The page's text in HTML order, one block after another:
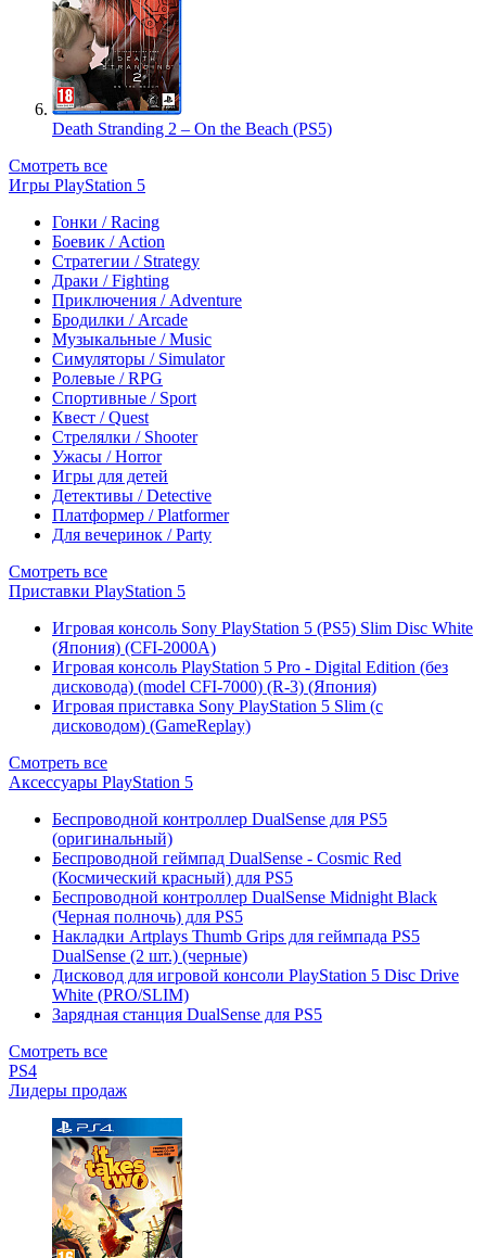
Death Stranding 2 – On the Beach (PS5)
Смотреть все
Игры PlayStation 5
Гонки / Racing
Боевик / Action
Стратегии / Strategy
Драки / Fighting
Приключения / Adventure
Бродилки / Arcade
Музыкальные / Music
Симуляторы / Simulator
Ролевые / RPG
Спортивные / Sport
Квест / Quest
Стрелялки / Shooter
Ужасы / Horror
Игры для детей
Детективы / Detective
Платформер / Platformer
Для вечеринок / Party
Смотреть все
Приставки PlayStation 5
Игровая консоль Sony PlayStation 5 (PS5) Slim Disc White
(Япония) (CFI-2000A)
Игровая консоль PlayStation 5 Pro - Digital Edition (без
дисковода) (model CFI-7000) (R-3) (Япония)
Игровая приставка Sony PlayStation 5 Slim (с
дисководом) (GameReplay)
Смотреть все
Аксессуары PlayStation 5
Беспроводной контроллер DualSense для PS5
(оригинальный)
Беспроводной геймпад DualSense - Cosmic Red
(Космический красный) для PS5
Беспроводной контроллер DualSense Midnight Black
(Черная полночь) для PS5
Накладки Artplays Thumb Grips для геймпада PS5
DualSense (2 шт.) (черные)
Дисковод для игровой консоли PlayStation 5 Disc Drive
White (PRO/SLIM)
Зарядная станция DualSense для PS5
Смотреть все
PS4
Лидеры продаж